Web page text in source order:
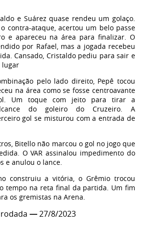
e Suárez quase rendeu um golaço.
contra-ataque, acertou um belo passe
e apareceu na área para finalizar. O
por Rafael, mas a jogada recebeu
Cansado, Cristaldo pediu para sair e
lugar
pelo lado direito, Pepê tocou
na área como se fosse centroavante
Um toque com jeito para tirar a
do goleiro do Cruzeiro. A
gol se misturou com a entrada de
Bitello não marcou o gol no jogo que
O VAR assinalou impedimento do
e anulou o lance.
construiu a vitória, o Grêmio trocou
tempo na reta final da partida. Um fim
os gremistas na Arena.
rodada —27/8/2023